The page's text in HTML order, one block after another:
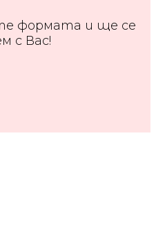
формата и ще се
с Вас!